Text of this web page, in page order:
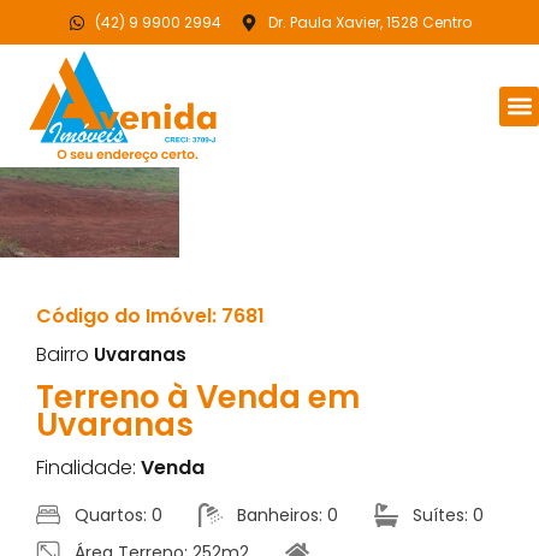
(42) 9 9900 2994 Dr. Paula Xavier, 1528 Centro
Código do Imóvel: 7681
Bairro Uvaranas
Terreno à Venda em
Uvaranas
Finalidade: Venda
Quartos: 0 Banheiros: 0
Suítes: 0